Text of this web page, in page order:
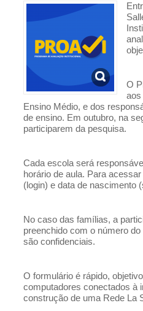
O
aos
Ensino Médio, e dos
de ensino. Em outubro, na
participarem da pesquisa.
Cada escola será
horário de aula. Para
(login) e data de nascimento
No caso das famílias, a
preenchido com o número
são confidenciais.
O formulário é rápido,
computadores conectados à
construção de uma Rede La